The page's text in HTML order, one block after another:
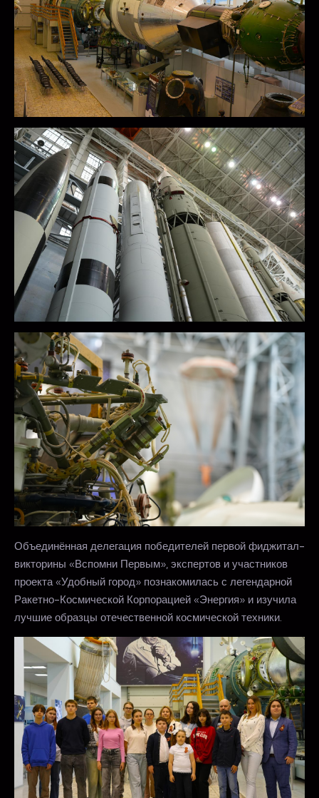
Объединённая делегация победителей первой фиджитал-
викторины «Вспомни Первым», экспертов и участников
проекта «Удобный город» познакомилась с легендарной
Ракетно-Космической Корпорацией «Энергия» и изучила
лучшие образцы отечественной космической техники.